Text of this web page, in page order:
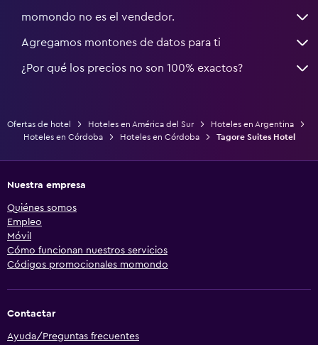
momondo no es el vendedor.
Agregamos montones de datos para ti
¿Por qué los precios no son 100% exactos?
Ofertas de hotel Hoteles en América del Sur
Hoteles en Argentina
Hoteles en Córdoba
Hoteles en Córdoba Tagore Suites Hotel
Nuestra empresa
Quiénes somos
Empleo
Móvil
Cómo funcionan nuestros servicios
Códigos promocionales momondo
Contactar
Ayuda/Preguntas frecuentes